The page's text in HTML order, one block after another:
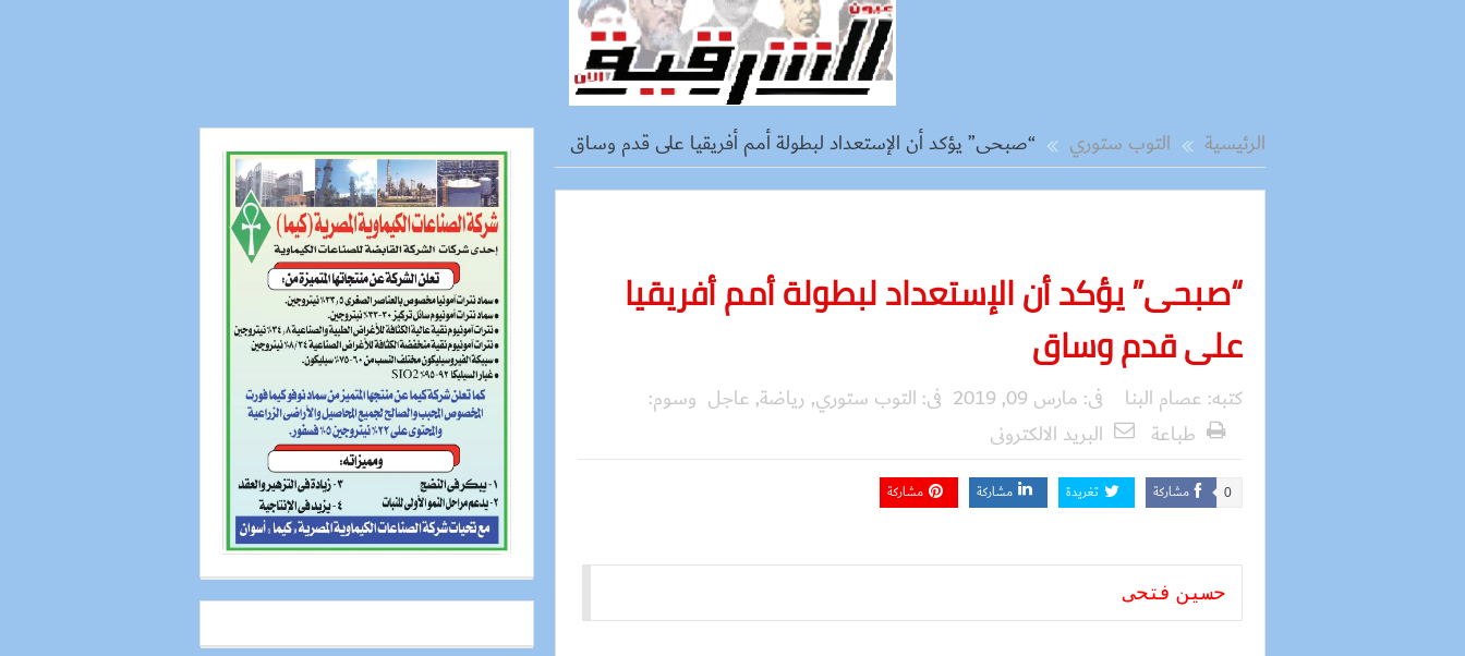
الرئيسية التوب ستوري “صبحى” يؤكد أن الإستعداد لبطولة أمم أفريقيا على قدم وساق
“صبحى” يؤكد أن الإستعداد لبطولة أمم أفريقيا
على قدم وساق
كتبه: عصام البنا فى: مارس 09, 2019 فى: التوب ستوري, رياضة, عاجل وسوم:
طباعة
البريد الالكترونى
مشاركة 0 تغريدة مشاركة مشاركة
حسين فتحى